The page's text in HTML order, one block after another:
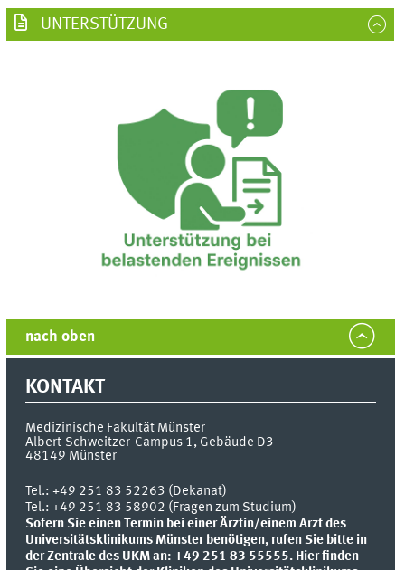
UNTERSTÜTZUNG
nach oben
KONTAKT
Medizinische Fakultät Münster
Albert-Schweitzer-Campus 1, Gebäude D3
48149 Münster
Tel.:+49 251 83 52263 (Dekanat)
Tel.: +49 251 83 58902 (Fragen zum Studium)
Sofern Sie einen Termin bei einer Ärztin/einem Arzt des
Universitätsklinikums Münster benötigen, rufen Sie bitte in
der Zentrale des UKM an: +49 251 83 55555. Hier finden